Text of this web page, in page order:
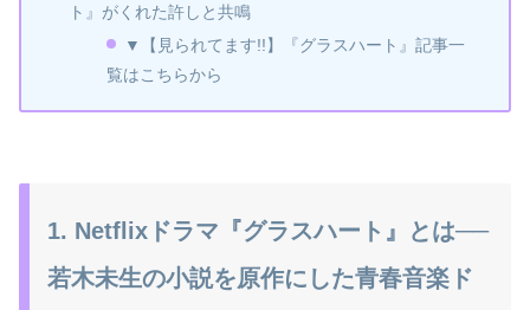
ト』がくれた許しと共鳴
▼【見られてます!!】『グラスハート』記事一
覧はこちらから
1. Netflixドラマ『グラスハート』とは──
若木未生の小説を原作にした青春音楽ド